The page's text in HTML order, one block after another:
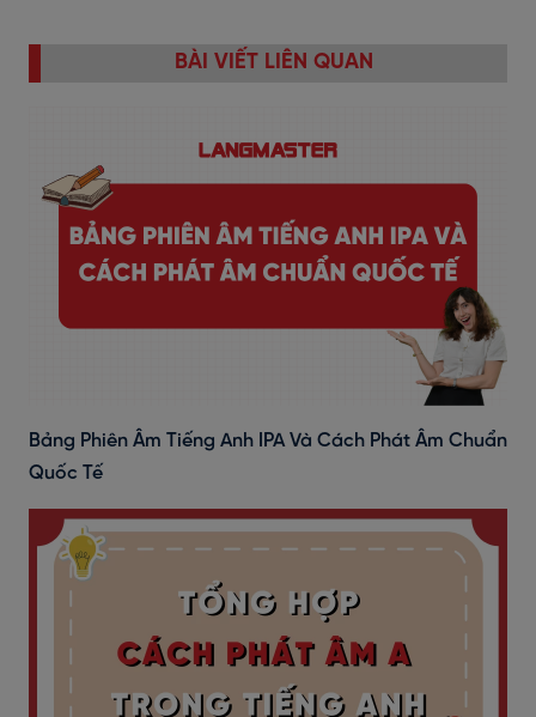
BÀI VIẾT LIÊN QUAN
Bảng Phiên Âm Tiếng Anh IPA Và Cách Phát Âm Chuẩn
Quốc Tế